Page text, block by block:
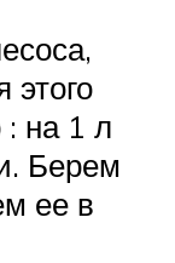
: на 1 л
Берем
ее в